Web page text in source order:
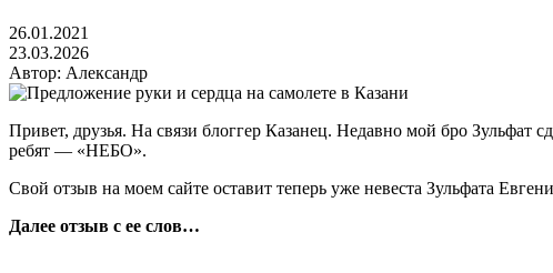
26.01.2021
23.03.2026
Автор: Александр
Привет, друзья. На связи блоггер Казанец. Недавно мой бро
ребят — «НЕБО».
Свой отзыв на моем сайте оставит теперь уже невеста Зульфата
Далее отзыв с ее слов…